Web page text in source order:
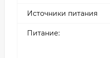
Источники питания
Питание: